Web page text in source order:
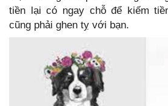
tiền lại có ngay chỗ để kiếm
cũng phải ghen tỵ với bạn.